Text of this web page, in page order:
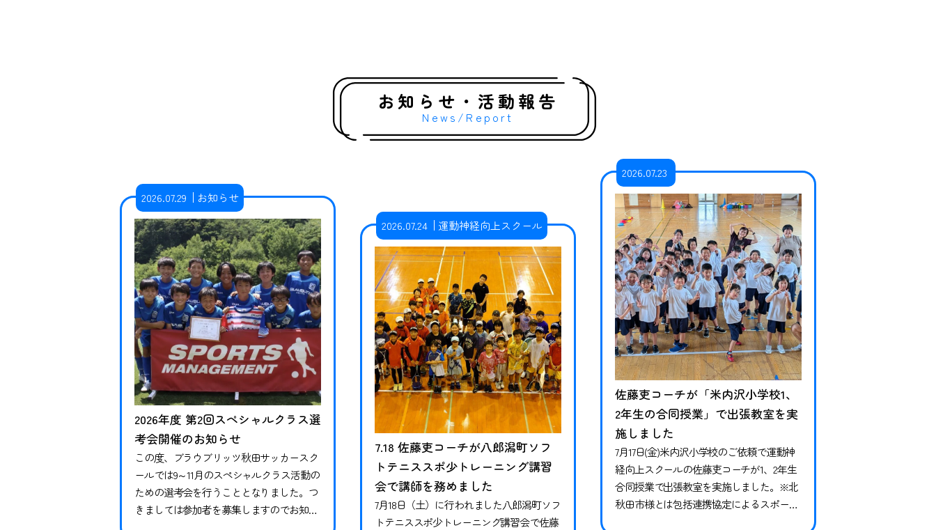
お知らせ・活動報告
News/Report
2026.07.29 お知らせ
2026年度 第2回スペシャルクラス選
考会開催のお知らせ
この度、ブラウブリッツ秋田サッカースク
ールでは9～11月のスペシャルクラス活動の
ための選考会を行うこととなりました。つ
きましては参加者を募集しますのでお知ら
2026.07.24 運動神経向上スクール
7.18 佐藤吏コーチが八郎潟町ソフ
トテニススポ少トレーニング講習
会で講師を務めました
7月18日（土）に行われました八郎潟町ソフ
トテニススポ少トレーニング講習会で佐藤
2026.07.23
佐藤吏コーチが「米内沢小学校1、
2年生の合同授業」で出張教室を実
施しました
7月17日(金)米内沢小学校のご依頼で運動神
経向上スクールの佐藤吏コーチが1、2年生
合同授業で出張教室を実施しました。※北
秋田市様とは包括連携協定によるスポーツ